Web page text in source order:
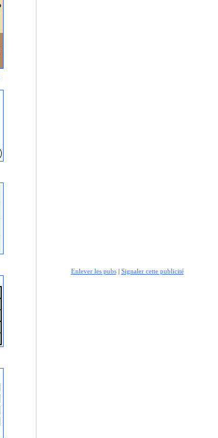
Enlever les pubs| Signaler cette publicité